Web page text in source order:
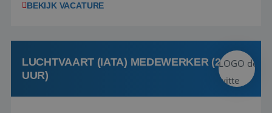
het samenstellen en boeken van de perfecte
deze onderdelen zijn nu samen gevoegd...
BEKIJK VACATURE
LUCHTVAART (IATA) MEDEWERKER (24-32
UUR)